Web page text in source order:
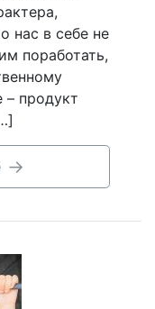
нас в себе не
поработать,
– продукт
→